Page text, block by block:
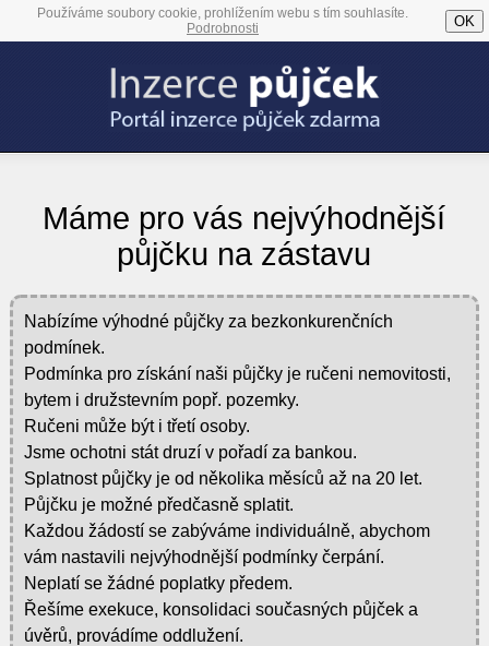
Používáme soubory cookie, prohlížením webu s tím souhlasíte.
Podrobnosti
OK
Máme pro vás nejvýhodnější
půjčku na zástavu
Nabízíme výhodné půjčky za bezkonkurenčních
podmínek.
Podmínka pro získání naši půjčky je ručeni nemovitosti,
bytem i družstevním popř. pozemky.
Ručeni může být i třetí osoby.
Jsme ochotni stát druzí v pořadí za bankou.
Splatnost půjčky je od několika měsíců až na 20 let.
Půjčku je možné předčasně splatit.
Každou žádostí se zabýváme individuálně, abychom
vám nastavili nejvýhodnější podmínky čerpání.
Neplatí se žádné poplatky předem.
Řešíme exekuce, konsolidaci současných půjček a
úvěrů, provádíme oddlužení.